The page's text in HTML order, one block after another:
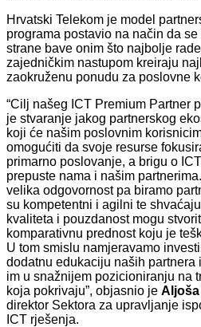
Hrvatski Telekom je model
programa postavio na način da se
strane bave onim što najbolje
zajedničkim nastupom kreiraju
zaokruženu ponudu za poslovne
“Cilj našeg ICT Premium Partner
je stvaranje jakog partnerskog
koji će našim poslovnim
omogućiti da svoje resurse
primarno poslovanje, a brigu o
prepuste nama i našim
velika odgovornost pa biramo
su kompetentni i agilni te
kvaliteta i pouzdanost mogu
komparativnu prednost koju je
U tom smislu namjeravamo
dodatnu edukaciju naših partnera
im u snažnijem pozicioniranju na
koja pokrivaju”, objasnio je Aljoša
direktor Sektora za upravljanje
ICT rješenja.